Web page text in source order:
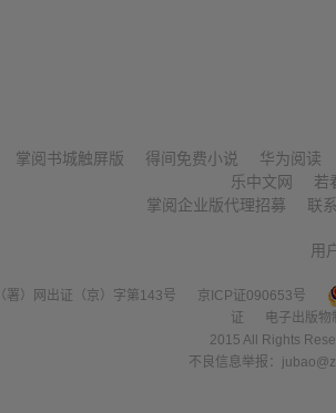
掌阅书城触屏版 得间免费小说
华为阅读
乐中文网
若
掌阅企业版代理招募
联
用
（署）网出证（京）字第143号
京ICP证090653号
证
电子出版
2015 All Rights
不良信息举报：